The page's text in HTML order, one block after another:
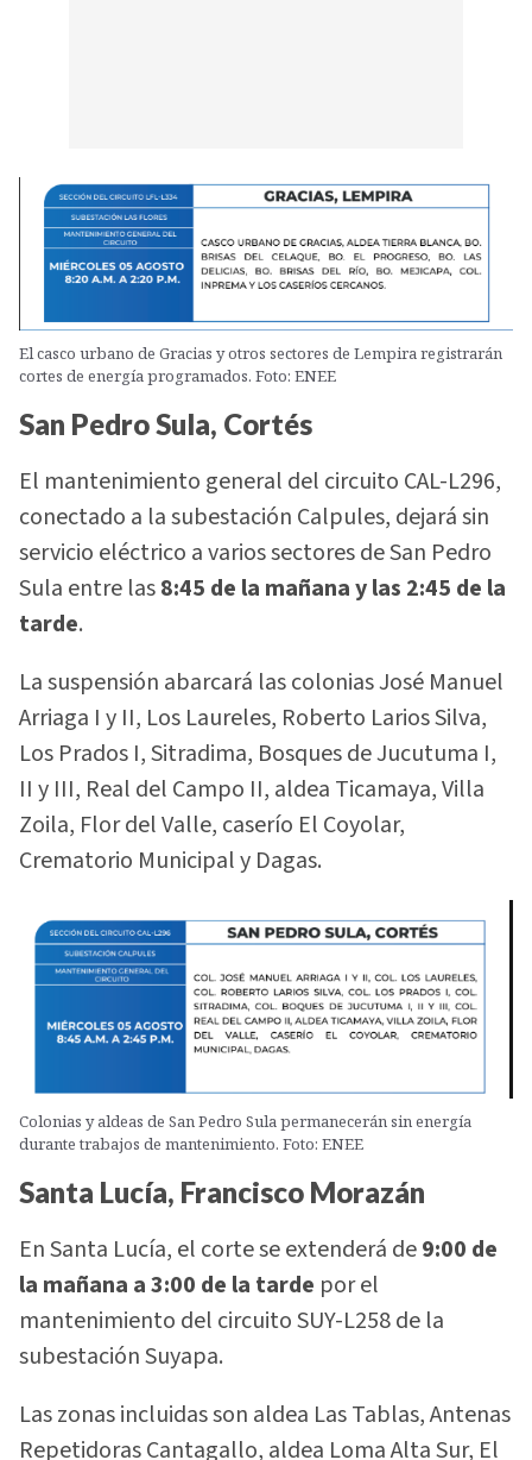
El casco urbano de Gracias y otros sectores de Lempira registrarán
cortes de energía programados. Foto: ENEE
San Pedro Sula, Cortés
El mantenimiento general del circuito CAL-L296,
conectado a la subestación Calpules, dejará sin
servicio eléctrico a varios sectores de San Pedro
Sula entre las8:45 de la mañana y las 2:45 de la
tarde.
La suspensión abarcará las colonias José Manuel
Arriaga I y II, Los Laureles, Roberto Larios Silva,
Los Prados I, Sitradima, Bosques de Jucutuma I,
II y III, Real del Campo II, aldea Ticamaya, Villa
Zoila, Flor del Valle, caserío El Coyolar,
Crematorio Municipal y Dagas.
Colonias y aldeas de San Pedro Sula permanecerán sin energía
durante trabajos de mantenimiento. Foto: ENEE
Santa Lucía, Francisco Morazán
En Santa Lucía, el corte se extenderá de9:00 de
la mañana a 3:00 de la tarde por el
mantenimiento del circuito SUY-L258 de la
subestación Suyapa.
Las zonas incluidas son aldea Las Tablas, Antenas
Repetidoras Cantagallo, aldea Loma Alta Sur, El